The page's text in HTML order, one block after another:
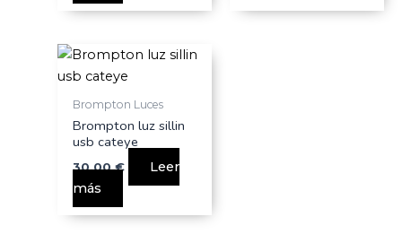
Brompton Luces
Brompton luz sillin
usb cateye
30,00€
Leer
más